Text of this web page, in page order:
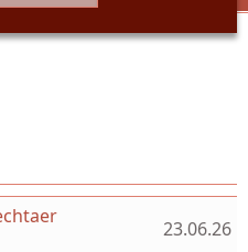
Reiter)
23.06.26